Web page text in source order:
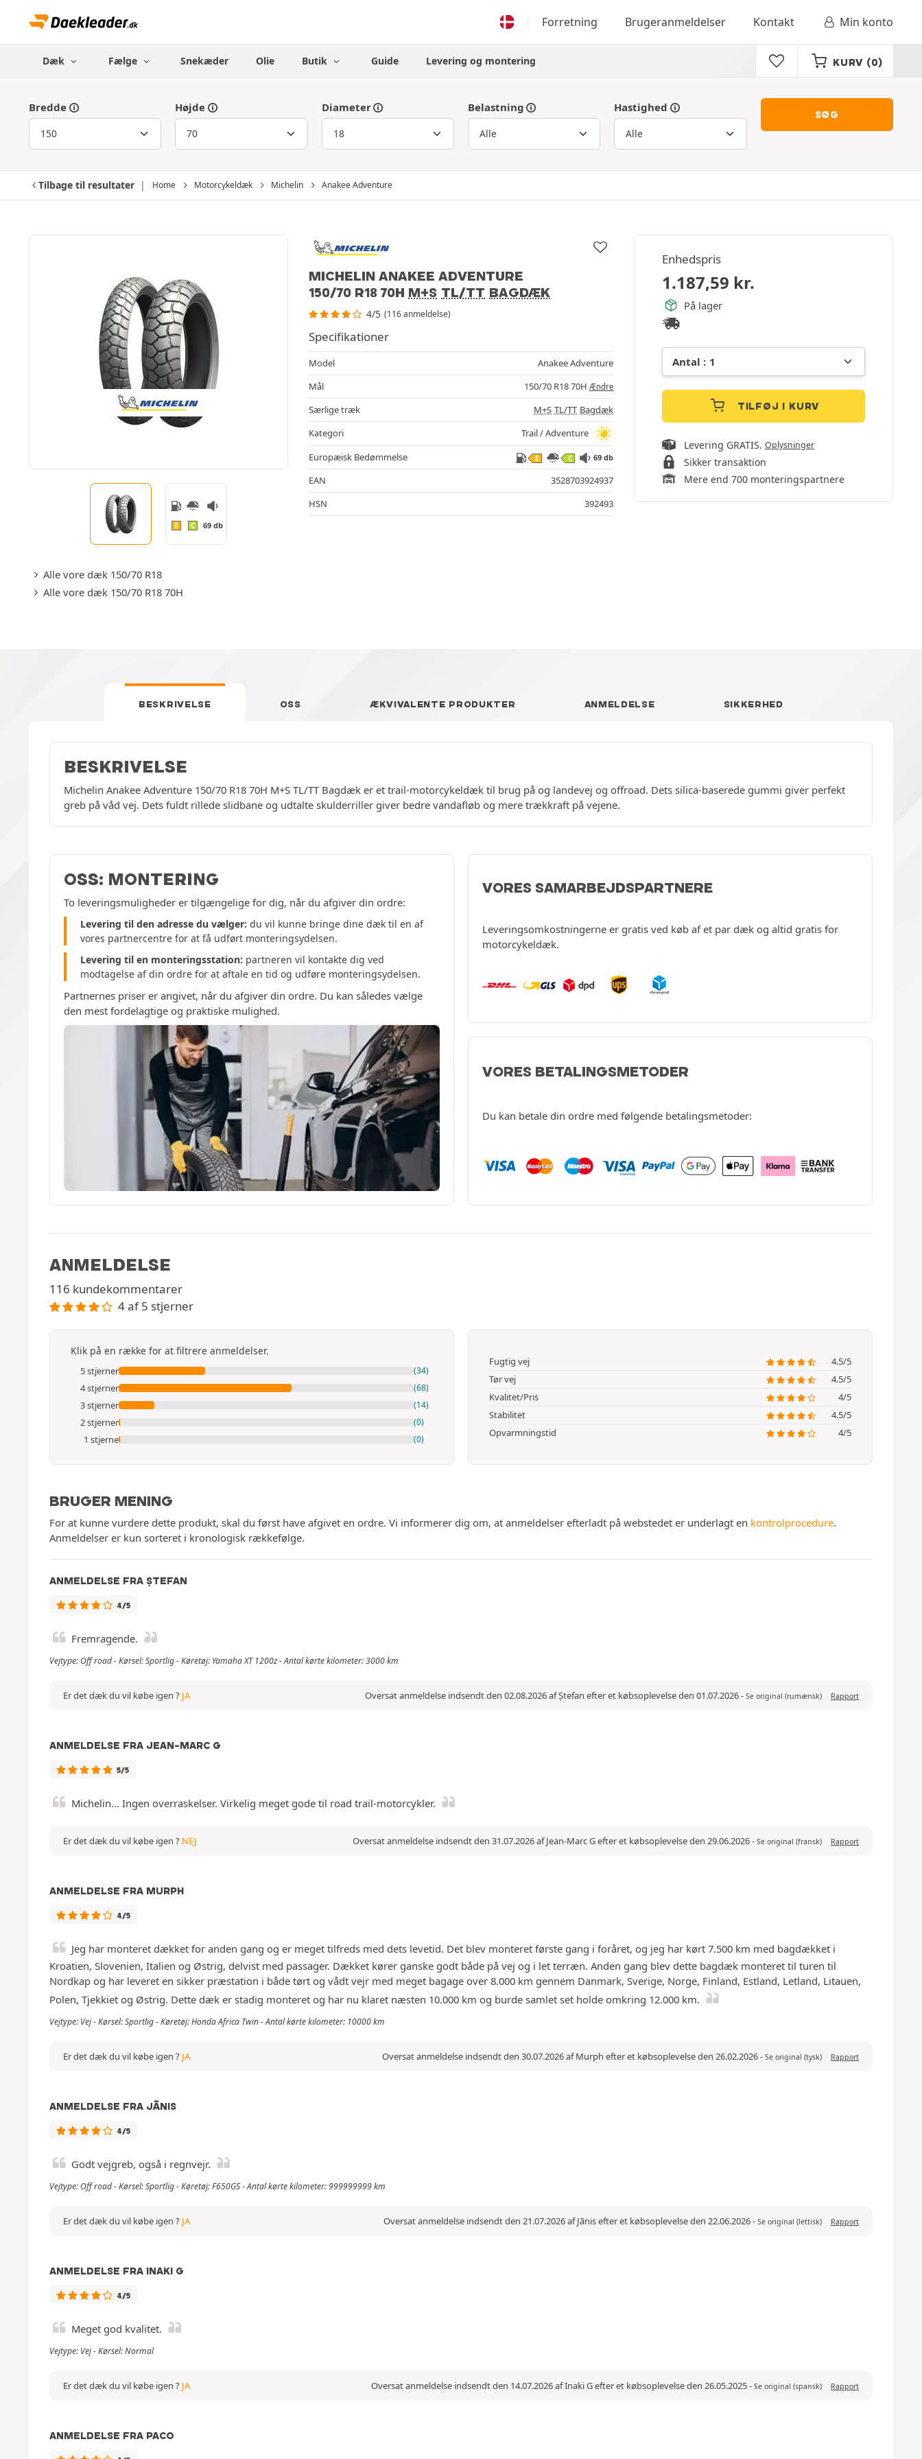
Forretning Brugeranmeldelser Kontakt Min konto
Dæk Fælge Snekæder Olie Butik Guide Levering og montering KURV (0)
Bredde Højde Diameter Belastning Hastighed
SØG
Tilbage til resultater Home Motorcykeldæk Michelin Anakee Adventure
MICHELIN ANAKEE ADVENTURE
150/70 R18 70H M+S TL/TT BAGDÆK
4/5 (116 anmeldelse)
E C 69 db
Alle vore dæk 150/70 R18
Alle vore dæk 150/70 R18 70H
Enhedspris
1.187,59 kr.
På lager
TILFØJ I KURV
Levering GRATIS. Oplysninger
Sikker transaktion
Mere end 700 monteringspartnere
Specifikationer
Model
Anakee Adventure
Mål
150/70 R18 70H Ændre
Særlige træk M+S TL/TT Bagdæk
Kategori
Trail / Adventure
Europæisk Bedømmelse
E C 69 db
EAN
3528703924937
HSN
392493
BESKRIVELSE OSS ÆKVIVALENTE PRODUKTER ANMELDELSE SIKKERHED
BESKRIVELSE
Michelin Anakee Adventure 150/70 R18 70H M+S TL/TT Bagdæk er et trail-motorcykeldæk til brug på og landevej og offroad. Dets silica-baserede gummi giver perfekt
greb på våd vej. Dets fuldt rillede slidbane og udtalte skulderriller giver bedre vandafløb og mere trækkraft på vejene.
OSS: MONTERING
To leveringsmuligheder er tilgængelige for dig, når du afgiver din ordre:
Levering til den adresse du vælger: du vil kunne bringe dine dæk til en af
vores partnercentre for at få udført monteringsydelsen.
Levering til en monteringsstation: partneren vil kontakte dig ved
modtagelse af din ordre for at aftale en tid og udføre monteringsydelsen.
Partnernes priser er angivet, når du afgiver din ordre. Du kan således vælge
den mest fordelagtige og praktiske mulighed.
VORES SAMARBEJDSPARTNERE
Leveringsomkostningerne er gratis ved køb af et par dæk og altid gratis for
motorcykeldæk.
VORES BETALINGSMETODER
Du kan betale din ordre med følgende betalingsmetoder:
ANMELDELSE
116 kundekommentarer
4 af 5 stjerner
Klik på en række for at filtrere anmeldelser.
5 stjerner (34)
4 stjerner (68)
3 stjerner (14)
2 stjerner (0)
1 stjerne (0)
Fugtig vej
4.5/5
Tør vej
4.5/5
Kvalitet/Pris
4/5
Stabilitet
4.5/5
Opvarmningstid
4/5
BRUGER MENING
For at kunne vurdere dette produkt, skal du først have afgivet en ordre. Vi informerer dig om, at anmeldelser efterladt på webstedet er underlagt en kontrolprocedure.
Anmeldelser er kun sorteret i kronologisk rækkefølge.
ANMELDELSE FRA ȘTEFAN
4/5
Fremragende.
Vejtype: Off road - Kørsel: Sportlig - Køretøj: Yamaha XT 1200z - Antal kørte kilometer: 3000 km
Oversat anmeldelse indsendt den 02.08.2026 af Ștefan efter et købsoplevelse den 01.07.2026- Se original (rumænsk) Rapport
Er det dæk du vil købe igen ? JA
ANMELDELSE FRA JEAN-MARC G
5/5
Michelin... Ingen overraskelser. Virkelig meget gode til road trail-motorcykler.
Oversat anmeldelse indsendt den 31.07.2026 af Jean-Marc G efter et købsoplevelse den 29.06.2026- Se original (fransk) Rapport
Er det dæk du vil købe igen ? NEJ
ANMELDELSE FRA MURPH
4/5
Jeg har monteret dækket for anden gang og er meget tilfreds med dets levetid. Det blev monteret første gang i foråret, og jeg har kørt 7.500 km med bagdækket i
Kroatien, Slovenien, Italien og Østrig, delvist med passager. Dækket kører ganske godt både på vej og i let terræn. Anden gang blev dette bagdæk monteret til turen til
Nordkap og har leveret en sikker præstation i både tørt og vådt vejr med meget bagage over 8.000 km gennem Danmark, Sverige, Norge, Finland, Estland, Letland, Litauen,
Polen, Tjekkiet og Østrig. Dette dæk er stadig monteret og har nu klaret næsten 10.000 km og burde samlet set holde omkring 12.000 km.
Vejtype: Vej - Kørsel: Sportlig - Køretøj: Honda Africa Twin - Antal kørte kilometer: 10000 km
Oversat anmeldelse indsendt den 30.07.2026 af Murph efter et købsoplevelse den 26.02.2026- Se original (tysk) Rapport
Er det dæk du vil købe igen ? JA
ANMELDELSE FRA JĀNIS
4/5
Godt vejgreb, også i regnvejr.
Vejtype: Off road - Kørsel: Sportlig - Køretøj: F650GS - Antal kørte kilometer: 999999999 km
Oversat anmeldelse indsendt den 21.07.2026 af Jānis efter et købsoplevelse den 22.06.2026- Se original (lettisk) Rapport
Er det dæk du vil købe igen ? JA
ANMELDELSE FRA INAKI G
4/5
Meget god kvalitet.
Vejtype: Vej - Kørsel: Normal
Oversat anmeldelse indsendt den 14.07.2026 af Inaki G efter et købsoplevelse den 26.05.2025- Se original (spansk) Rapport
Er det dæk du vil købe igen ? JA
ANMELDELSE FRA PACO